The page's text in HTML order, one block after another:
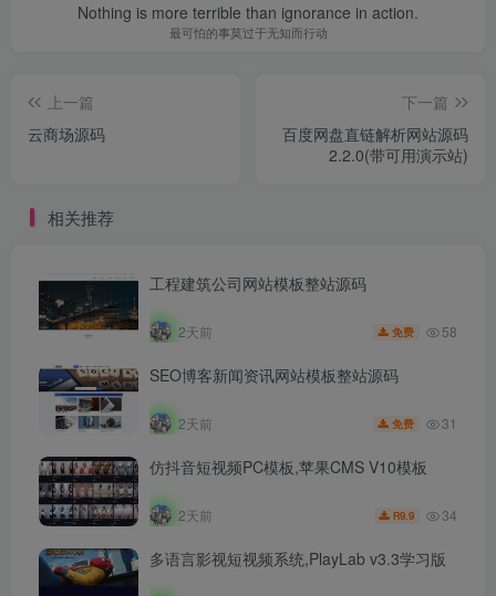
Nothing is more terrible than ignorance in action.
最可怕的事莫过于无知而行动
上一篇
云商场源码
下一篇
百度网盘直链解析网站源码
2.2.0(带可用演示站)
相关推荐
工程建筑公司网站模板整站源码
2天前 免费 58
SEO博客新闻资讯网站模板整站源码
2天前 免费 31
仿抖音短视频PC模板,苹果CMS V10模板
2天前 R9.9 34
多语言影视短视频系统,PlayLab v3.3学习版